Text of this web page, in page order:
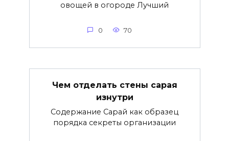
овощей в огороде Лучший
0 70
Чем отделать стены сарая
изнутри
Содержание Сарай как образец
порядка секреты организации